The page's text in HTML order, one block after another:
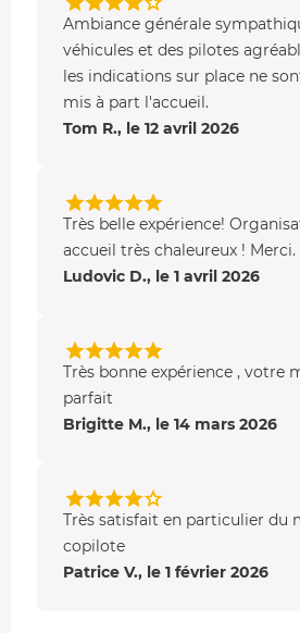
Ambiance générale
véhicules et des pilotes
les indications sur place ne
mis à part l'accueil.
Tom R., le 12 avril 2026
Très belle expérience!
accueil très chaleureux ! Merci.
Ludovic D., le 1 avril 2026
Très bonne expérience , votre
parfait
Brigitte M., le 14 mars 2026
Très satisfait en particulier du
copilote
Patrice V., le 1 février 2026